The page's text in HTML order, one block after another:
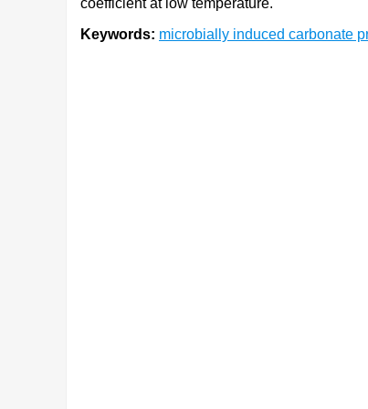
coefficient at low temperature.
Keywords: microbially induced carbonate